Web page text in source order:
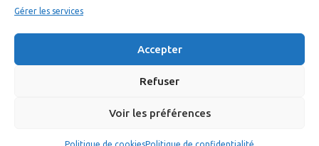
Gérer les services
Accepter
Refuser
Voir les préférences
Informations légales
Politique de cookies